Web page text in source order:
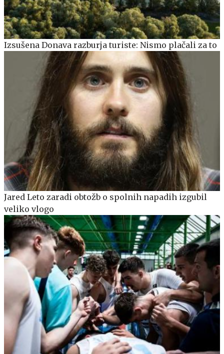
Izsušena Donava razburja turiste: Nismo plačali za to
Jared Leto zaradi obtožb o spolnih napadih izgubil
veliko vlogo